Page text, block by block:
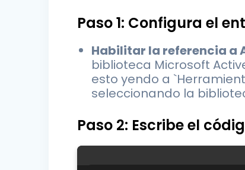
Paso 1: Configura el
Habilitar la referencia a
biblioteca Microsoft
esto yendo a
seleccionando la
Paso 2: Escribe el